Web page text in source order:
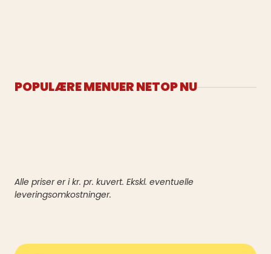
POPULÆRE MENUER NETOP NU
Alle priser er i kr. pr. kuvert. Ekskl. eventuelle
leveringsomkostninger.